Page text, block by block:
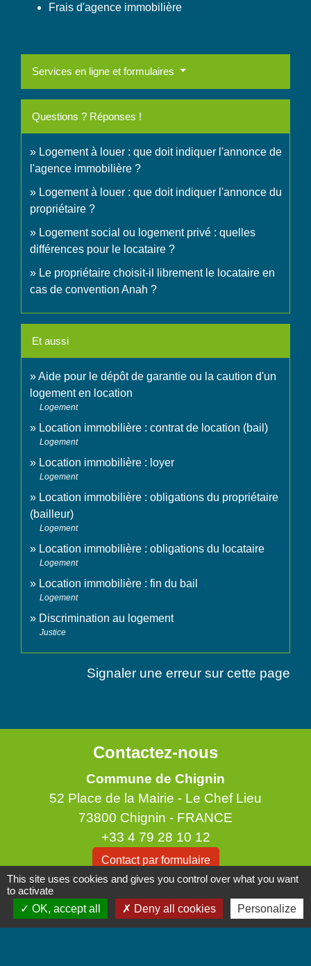
Frais d'agence immobilière
Services en ligne et formulaires
Questions ? Réponses !
Logement à louer : que doit indiquer l'annonce de
l'agence immobilière ?
Logement à louer : que doit indiquer l'annonce du
propriétaire ?
Logement social ou logement privé : quelles
différences pour le locataire ?
Le propriétaire choisit-il librement le locataire en
cas de convention Anah ?
Et aussi
Aide pour le dépôt de garantie ou la caution d'un
logement en location
Logement
Location immobilière : contrat de location (bail)
Logement
Location immobilière : loyer
Logement
Location immobilière : obligations du propriétaire
(bailleur)
Logement
Location immobilière : obligations du locataire
Logement
Location immobilière : fin du bail
Logement
Discrimination au logement
Justice
Signaler une erreur sur cette page
Contactez-nous
Commune de Chignin
52 Place de la Mairie - Le Chef Lieu
73800 Chignin - FRANCE
+33 4 79 28 10 12
Contact par formulaire
Accueil du public
Lundi et Jeudi de 16h à 19h.
This site uses cookies and gives you control over what you want
to activate
OK, accept all
Deny all cookies Personalize